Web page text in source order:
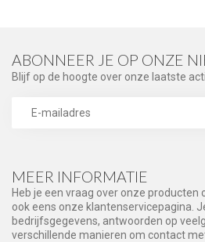
MEER INFORMATIE
Heb je een vraag over onze producten
ook eens onze klantenservicepagina.
bedrijfsgegevens, antwoorden op
verschillende manieren om contact
ABONNEER JE OP ONZE
Blijf op de hoogte over onze laatste